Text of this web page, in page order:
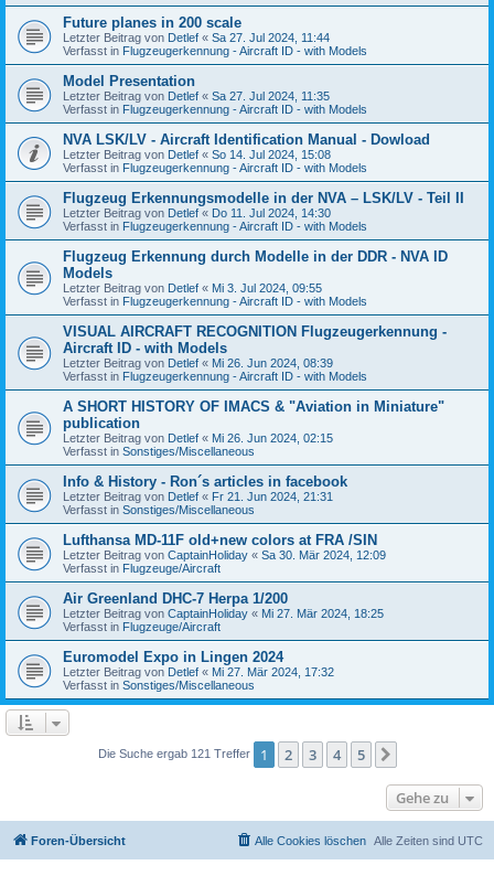
Future planes in 200 scale
Letzter Beitrag von Detlef « Sa 27. Jul 2024, 11:44
Verfasst in Flugzeugerkennung - Aircraft ID - with Models
Model Presentation
Letzter Beitrag von Detlef « Sa 27. Jul 2024, 11:35
Verfasst in Flugzeugerkennung - Aircraft ID - with Models
NVA LSK/LV - Aircraft Identification Manual - Dowload
Letzter Beitrag von Detlef « So 14. Jul 2024, 15:08
Verfasst in Flugzeugerkennung - Aircraft ID - with Models
Flugzeug Erkennungsmodelle in der NVA – LSK/LV - Teil II
Letzter Beitrag von Detlef « Do 11. Jul 2024, 14:30
Verfasst in Flugzeugerkennung - Aircraft ID - with Models
Flugzeug Erkennung durch Modelle in der DDR - NVA ID
Models
Letzter Beitrag von Detlef « Mi 3. Jul 2024, 09:55
Verfasst in Flugzeugerkennung - Aircraft ID - with Models
VISUAL AIRCRAFT RECOGNITION Flugzeugerkennung -
Aircraft ID - with Models
Letzter Beitrag von Detlef « Mi 26. Jun 2024, 08:39
Verfasst in Flugzeugerkennung - Aircraft ID - with Models
A SHORT HISTORY OF IMACS & "Aviation in Miniature"
publication
Letzter Beitrag von Detlef « Mi 26. Jun 2024, 02:15
Verfasst in Sonstiges/Miscellaneous
Info & History - Ron´s articles in facebook
Letzter Beitrag von Detlef « Fr 21. Jun 2024, 21:31
Verfasst in Sonstiges/Miscellaneous
Lufthansa MD-11F old+new colors at FRA /SIN
Letzter Beitrag von CaptainHoliday « Sa 30. Mär 2024, 12:09
Verfasst in Flugzeuge/Aircraft
Air Greenland DHC-7 Herpa 1/200
Letzter Beitrag von CaptainHoliday « Mi 27. Mär 2024, 18:25
Verfasst in Flugzeuge/Aircraft
Euromodel Expo in Lingen 2024
Letzter Beitrag von Detlef « Mi 27. Mär 2024, 17:32
Verfasst in Sonstiges/Miscellaneous
Die Suche ergab 121 Treffer 1 2 3 4 5
Gehe zu
Foren-Übersicht Alle Zeiten sind UTC
Alle Cookies löschen